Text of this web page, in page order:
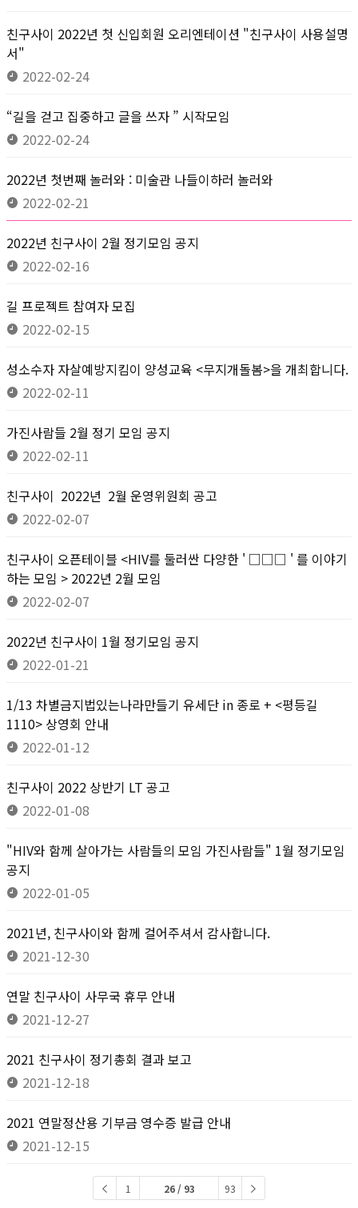
친구사이 2022년 첫 신입회원 오리엔테이션 "친구사이 사용설명
서"
2022-02-24
“길을 걷고 집중하고 글을 쓰자 ” 시작모임
2022-02-24
2022년 첫번째 놀러와 : 미술관 나들이하러 놀러와
2022-02-21
2022년 친구사이 2월 정기모임 공지
2022-02-16
길 프로젝트 참여자 모집
2022-02-15
성소수자 자살예방지킴이 양성교육 <무지개돌봄>을 개최합니다.
2022-02-11
가진사람들 2월 정기 모임 공지
2022-02-11
친구사이 2022년 2월 운영위원회 공고
2022-02-07
친구사이 오픈테이블 <HIV를 둘러싼 다양한 ' □□□ ' 를 이야기
하는 모임 > 2022년 2월 모임
2022-02-07
2022년 친구사이 1월 정기모임 공지
2022-01-21
1/13 차별금지법있는나라만들기 유세단 in 종로 + <평등길
1110> 상영회 안내
2022-01-12
친구사이 2022 상반기 LT 공고
2022-01-08
"HIV와 함께 살아가는 사람들의 모임 가진사람들" 1월 정기모임
공지
2022-01-05
2021년, 친구사이와 함께 걸어주셔서 감사합니다.
2021-12-30
연말 친구사이 사무국 휴무 안내
2021-12-27
2021 친구사이 정기총회 결과 보고
2021-12-18
2021 연말정산용 기부금 영수증 발급 안내
2021-12-15
1 26 / 93 93